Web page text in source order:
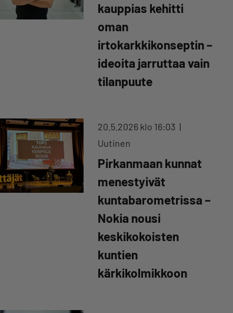
kauppias kehitti
oman
irtokarkkikonseptin –
ideoita jarruttaa vain
tilanpuute
20.5.2026 klo 16:03
Uutinen
Pirkanmaan kunnat
menestyivät
kuntabarometrissa –
Nokia nousi
keskikokoisten
kuntien
kärkikolmikkoon